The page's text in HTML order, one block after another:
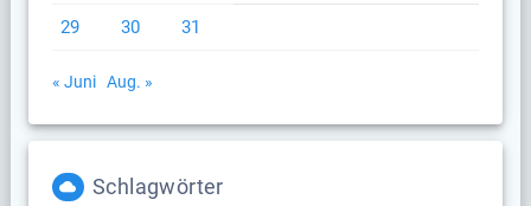
29 30 31
« Juni Aug. »
Schlagwörter